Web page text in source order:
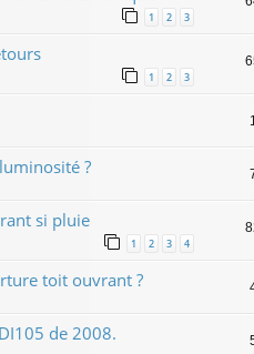
1 2 3
1 2 3
?
si pluie
1 2 3 4
toit ouvrant ?
de 2008.